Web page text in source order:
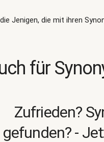
Jenigen, die mit ihren
für
Zufrieden?
gefunden? -